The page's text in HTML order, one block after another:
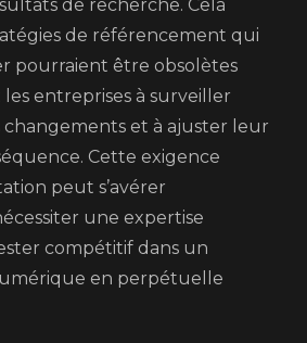
de recherche. Cela
de référencement qui
pourraient être obsolètes
entreprises à surveiller
et à ajuster leur
Cette exigence
peut s’avérer
une expertise
compétitif dans un
en perpétuelle